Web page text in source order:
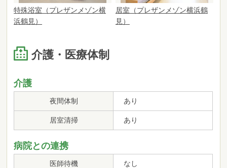
特殊浴室（プレザンメゾン横
浜鶴見）
居室（プレザンメゾン横浜鶴
見）
介護・医療体制
介護
夜間体制 あり
居室清掃 あり
病院との連携
医師待機 なし